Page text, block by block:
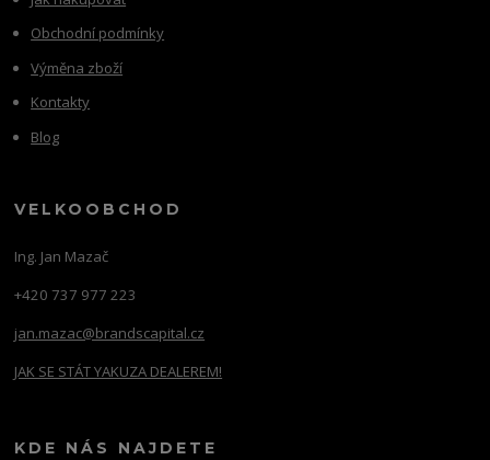
Obchodní podmínky
Výměna zboží
Kontakty
Blog
VELKOOBCHOD
Ing. Jan Mazač
+420 737 977 223
jan.mazac@brandscapital.cz
JAK SE STÁT YAKUZA DEALEREM!
KDE NÁS NAJDETE